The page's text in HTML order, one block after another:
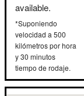
available.
*Suponiendo
velocidad a 500
kilómetros por hora
y 30 minutos
tiempo de rodaje.